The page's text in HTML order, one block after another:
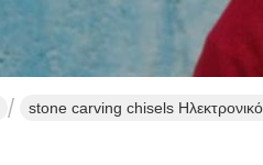
stone carving chisels